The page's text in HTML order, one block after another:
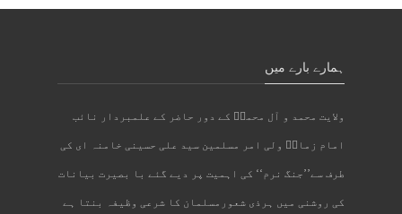
ہمارے بارے میں
ولایت محمد و آل محمدؐ کے دور حاضر کے علمبردار نائب
امام زمانؑ ولی امر مسلمین سید علی حسینی خامنہ ای کی
طرف سے’’جنگ نرم‘‘ کی اہمیت پر دیے گئے با بصیرت بیانات
کی روشنی میں ہرذی شعورمسلمان کا شرعی وظیفہ بنتا ہے